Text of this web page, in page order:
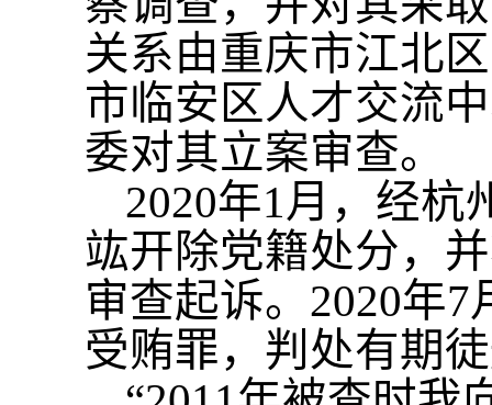
关系由重庆市江北
市临安区人才交流
委对其立案审查。
2020年1月，经杭
竑开除党籍处分，
审查起诉。2020年
受贿罪，判处有期